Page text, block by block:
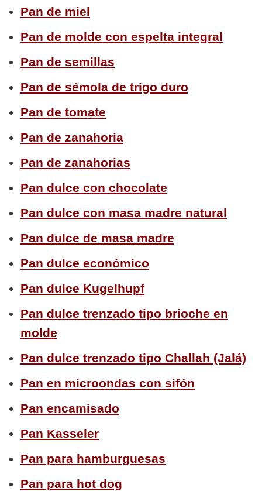
Pan de miel
Pan de molde con espelta integral
Pan de semillas
Pan de sémola de trigo duro
Pan de tomate
Pan de zanahoria
Pan de zanahorias
Pan dulce con chocolate
Pan dulce con masa madre natural
Pan dulce de masa madre
Pan dulce económico
Pan dulce Kugelhupf
Pan dulce trenzado tipo brioche en
molde
Pan dulce trenzado tipo Challah (Jalá)
Pan en microondas con sifón
Pan encamisado
Pan Kasseler
Pan para hamburguesas
Pan para hot dog